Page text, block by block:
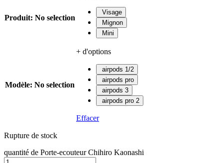
Produit: No selection
Visage
Mignon
Mini
Modèle: No selection
+ d'options
airpods 1/2
airpods pro
airpods 3
airpods pro 2
Effacer
Rupture de stock
quantité de Porte-ecouteur Chihiro Kaonashi